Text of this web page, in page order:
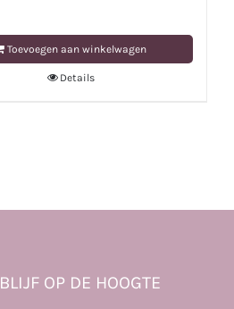
Toevoegen aan winkelwagen
Details
BLIJF OP DE HOOGTE